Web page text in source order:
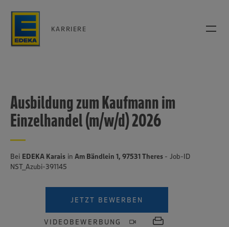
KARRIERE
Ausbildung zum Kaufmann im
Einzelhandel (m/w/d) 2026
Bei EDEKA Karais in Am Bändlein 1, 97531 Theres - Job-ID
NST_Azubi-391145
JETZT BEWERBEN
VIDEOBEWERBUNG